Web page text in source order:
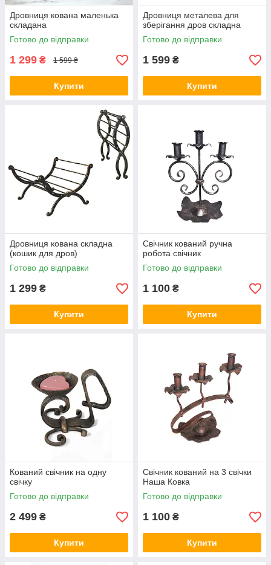
Дровниця кована маленька
складана
Готово до відправки
1 299 ₴ 1 599 ₴
Купити
Дровниця металева для
зберігання дров складна
Готово до відправки
1 599 ₴
Купити
Дровниця кована складна
(кошик для дров)
Готово до відправки
1 299 ₴
Купити
Свічник кований ручна
робота свічник
Готово до відправки
1 100 ₴
Купити
Кований свічник на одну
свічку
Готово до відправки
2 499 ₴
Купити
Свічник кований на 3 свічки
Наша Ковка
Готово до відправки
1 100 ₴
Купити